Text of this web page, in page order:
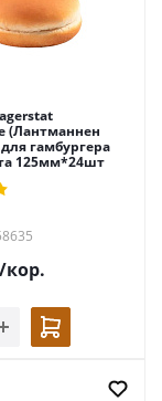
(Лантманнен
гамбургера
125мм*24шт
/кор.